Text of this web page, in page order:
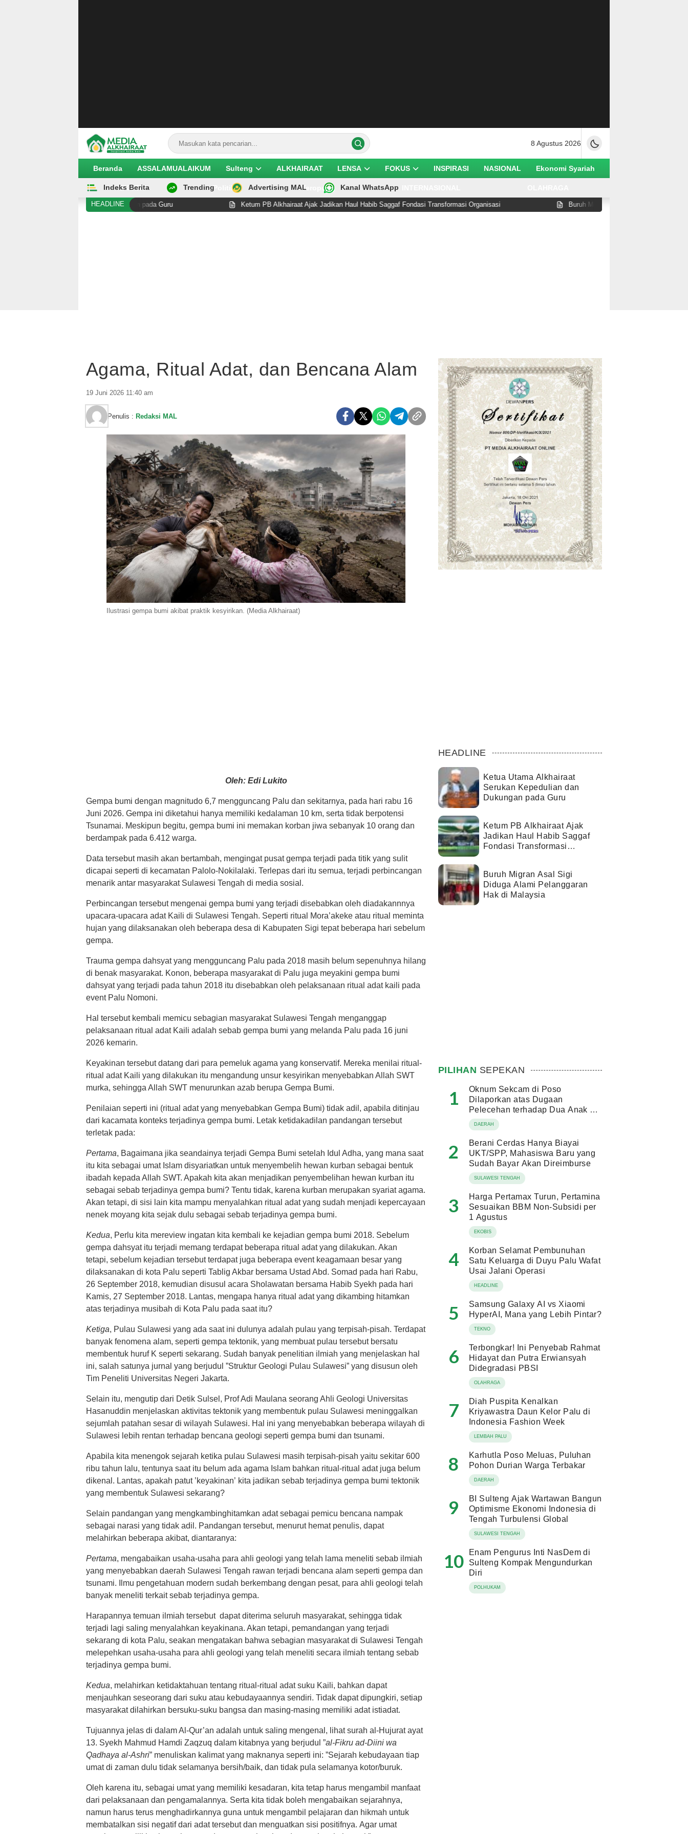
8 Agustus 2026
Beranda ASSALAMUALAIKUM Sulteng ALKHAIRAAT LENSA FOKUS INSPIRASI NASIONAL Ekonomi Syariah
EKOBIS Politik Teropong
Indeks Berita Trending Advertising MAL Kanal WhatsApp
HEADLINE
Kepedulian dan Dukungan pada Guru Ketum PB Alkhairaat Ajak Jadikan Haul Habib Saggaf Fondasi Transformasi Organisasi Buruh Migran Asal Sigi Diduga Alami Pelanggaran
Agama, Ritual Adat, dan Bencana Alam
19 Juni 2026 11:40 am
Penulis : Redaksi MAL
Ilustrasi gempa bumi akibat praktik kesyirikan. (Media Alkhairaat)
Oleh: Edi Lukito
​Gempa bumi dengan magnitudo 6,7 mengguncang Palu dan sekitarnya, pada hari rabu 16
Juni 2026. Gempa ini diketahui hanya memiliki kedalaman 10 km, serta tidak berpotensi
Tsunamai. Meskipun begitu, gempa bumi ini memakan korban jiwa sebanyak 10 orang dan
berdampak pada 6.412 warga.
Data tersebut masih akan bertambah, mengingat pusat gempa terjadi pada titik yang sulit
dicapai seperti di kecamatan Palolo-Nokilalaki. Terlepas dari itu semua, terjadi perbincangan
menarik antar masyarakat Sulawesi Tengah di media sosial.
Perbincangan tersebut mengenai gempa bumi yang terjadi disebabkan oleh diadakannnya
upacara-upacara adat Kaili di Sulawesi Tengah. Seperti ritual Mora’akeke atau ritual meminta
hujan yang dilaksanakan oleh beberapa desa di Kabupaten Sigi tepat beberapa hari sebelum
gempa.
​Trauma gempa dahsyat yang mengguncang Palu pada 2018 masih belum sepenuhnya hilang
di benak masyarakat. Konon, beberapa masyarakat di Palu juga meyakini gempa bumi
dahsyat yang terjadi pada tahun 2018 itu disebabkan oleh pelaksanaan ritual adat kaili pada
event Palu Nomoni.
Hal tersebut kembali memicu sebagian masyarakat Sulawesi Tengah menganggap
pelaksanaan ritual adat Kaili adalah sebab gempa bumi yang melanda Palu pada 16 juni
2026 kemarin.
​Keyakinan tersebut datang dari para pemeluk agama yang konservatif. Mereka menilai ritual-
ritual adat Kaili yang dilakukan itu mengandung unsur kesyirikan menyebabkan Allah SWT
murka, sehingga Allah SWT menurunkan azab berupa Gempa Bumi.
Penilaian seperti ini (ritual adat yang menyebabkan Gempa Bumi) tidak adil, apabila ditinjau
dari kacamata konteks terjadinya gempa bumi. Letak ketidakadilan pandangan tersebut
terletak pada:
Pertama, Bagaimana jika seandainya terjadi Gempa Bumi setelah Idul Adha, yang mana saat
itu kita sebagai umat Islam disyariatkan untuk menyembelih hewan kurban sebagai bentuk
ibadah kepada Allah SWT. Apakah kita akan menjadikan penyembelihan hewan kurban itu
sebagai sebab terjadinya gempa bumi? Tentu tidak, karena kurban merupakan syariat agama.
Akan tetapi, di sisi lain kita mampu menyalahkan ritual adat yang sudah menjadi kepercayaan
nenek moyang kita sejak dulu sebagai sebab terjadinya gempa bumi.
Kedua, Perlu kita mereview ingatan kita kembali ke kejadian gempa bumi 2018. Sebelum
gempa dahsyat itu terjadi memang terdapat beberapa ritual adat yang dilakukan. Akan
tetapi, sebelum kejadian tersebut terdapat juga beberapa event keagamaan besar yang
dilaksanakan di kota Palu seperti Tablig Akbar bersama Ustad Abd. Somad pada hari Rabu,
26 September 2018, kemudian disusul acara Sholawatan bersama Habib Syekh pada hari
Kamis, 27 September 2018. Lantas, mengapa hanya ritual adat yang dikambing hitamkan
atas terjadinya musibah di Kota Palu pada saat itu?
Ketiga, Pulau Sulawesi yang ada saat ini dulunya adalah pulau yang terpisah-pisah. Terdapat
banyak fenomena alam, seperti gempa tektonik, yang membuat pulau tersebut bersatu
membentuk huruf K seperti sekarang. Sudah banyak penelitian ilmiah yang menjelaskan hal
ini, salah satunya jurnal yang berjudul ”Struktur Geologi Pulau Sulawesi” yang disusun oleh
Tim Peneliti Universitas Negeri Jakarta.
Selain itu, mengutip dari Detik Sulsel, Prof Adi Maulana seorang Ahli Geologi Universitas
Hasanuddin menjelaskan aktivitas tektonik yang membentuk pulau Sulawesi meninggalkan
sejumlah patahan sesar di wilayah Sulawesi. Hal ini yang menyebabkan beberapa wilayah di
Sulawesi lebih rentan terhadap bencana geologi seperti gempa bumi dan tsunami.
Apabila kita menengok sejarah ketika pulau Sulawesi masih terpisah-pisah yaitu sekitar 600
ribu tahun lalu, tentunya saat itu belum ada agama Islam bahkan ritual-ritual adat juga belum
dikenal. Lantas, apakah patut ’keyakinan’ kita jadikan sebab terjadinya gempa bumi tektonik
yang membentuk Sulawesi sekarang?
Selain pandangan yang mengkambinghitamkan adat sebagai pemicu bencana nampak
sebagai narasi yang tidak adil. Pandangan tersebut, menurut hemat penulis, dapat
melahirkan beberapa akibat, diantaranya:
Pertama, mengabaikan usaha-usaha para ahli geologi yang telah lama meneliti sebab ilmiah
yang menyebabkan daerah Sulawesi Tengah rawan terjadi bencana alam seperti gempa dan
tsunami. Ilmu pengetahuan modern sudah berkembang dengan pesat, para ahli geologi telah
banyak meneliti terkait sebab terjadinya gempa.
Harapannya temuan ilmiah tersebut dapat diterima seluruh masyarakat, sehingga tidak
terjadi lagi saling menyalahkan keyakinana. Akan tetapi, pemandangan yang terjadi
sekarang di kota Palu, seakan mengatakan bahwa sebagian masyarakat di Sulawesi Tengah
melepehkan usaha-usaha para ahli geologi yang telah meneliti secara ilmiah tentang sebab
terjadinya gempa bumi.
Kedua, melahirkan ketidaktahuan tentang ritual-ritual adat suku Kaili, bahkan dapat
menjauhkan seseorang dari suku atau kebudayaannya sendiri. Tidak dapat dipungkiri, setiap
masyarakat dilahirkan bersuku-suku bangsa dan masing-masing memiliki adat istiadat.
Tujuannya jelas di dalam Al-Qur’an adalah untuk saling mengenal, lihat surah al-Hujurat ayat
13. Syekh Mahmud Hamdi Zaqzuq dalam kitabnya yang berjudul ”al-Fikru ad-Diini wa
Qadhaya al-Ashri” menuliskan kalimat yang maknanya seperti ini: ”Sejarah kebudayaan tiap
umat di zaman dulu tidak selamanya bersih/baik, dan tidak pula selamanya kotor/buruk.
Oleh karena itu, sebagai umat yang memiliki kesadaran, kita tetap harus mengambil manfaat
dari pelaksanaan dan pengamalannya. Serta kita tidak boleh mengabaikan sejarahnya,
namun harus terus menghadirkannya guna untuk mengambil pelajaran dan hikmah untuk
membatalkan sisi negatif dari adat tersebut dan menguatkan sisi positifnya. Agar umat
HEADLINE
Ketua Utama Alkhairaat
Serukan Kepedulian dan
Dukungan pada Guru
Ketum PB Alkhairaat Ajak
Jadikan Haul Habib Saggaf
Fondasi Transformasi
Buruh Migran Asal Sigi
Diduga Alami Pelanggaran
Hak di Malaysia
PILIHAN SEPEKAN
1
Oknum Sekcam di Poso
Dilaporkan atas Dugaan
Pelecehan terhadap Dua Anak di
Bawah Umur
DAERAH
2
Berani Cerdas Hanya Biayai
UKT/SPP, Mahasiswa Baru yang
Sudah Bayar Akan Direimburse
SULAWESI TENGAH
3
Harga Pertamax Turun, Pertamina
Sesuaikan BBM Non-Subsidi per
1 Agustus
EKOBIS
4
Korban Selamat Pembunuhan
Satu Keluarga di Duyu Palu Wafat
Usai Jalani Operasi
HEADLINE
5
Samsung Galaxy AI vs Xiaomi
HyperAI, Mana yang Lebih Pintar?
TEKNO
6
Terbongkar! Ini Penyebab Rahmat
Hidayat dan Putra Erwiansyah
Didegradasi PBSI
OLAHRAGA
7
Diah Puspita Kenalkan
Kriyawastra Daun Kelor Palu di
Indonesia Fashion Week
LEMBAH PALU
8
Karhutla Poso Meluas, Puluhan
Pohon Durian Warga Terbakar
DAERAH
9
BI Sulteng Ajak Wartawan Bangun
Optimisme Ekonomi Indonesia di
Tengah Turbulensi Global
SULAWESI TENGAH
10
Enam Pengurus Inti NasDem di
Sulteng Kompak Mengundurkan
Diri
POLHUKAM